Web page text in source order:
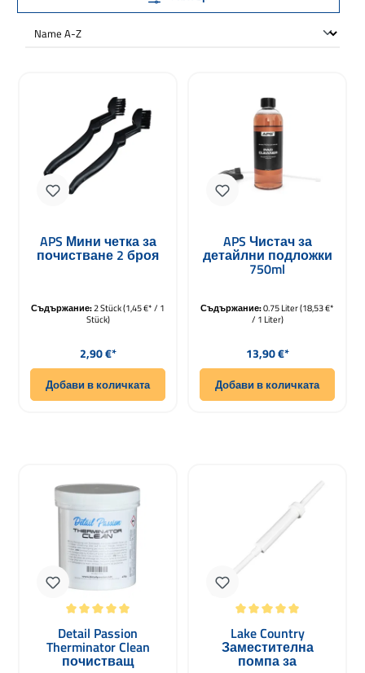
APS Мини четка за
почистване 2 броя
Съдържание:2 Stück(1,45 €* / 1
Stück)
Редовна цена:
2,90 €*
Добави в количката
APS Чистач за
детайлни подложки
750ml
Съдържание:0.75 Liter(18,53 €*
/ 1 Liter)
Редовна цена:
13,90 €*
Добави в количката
Detail Passion
Therminator Clean
почистващ
Lake Country
Заместителна
помпа за